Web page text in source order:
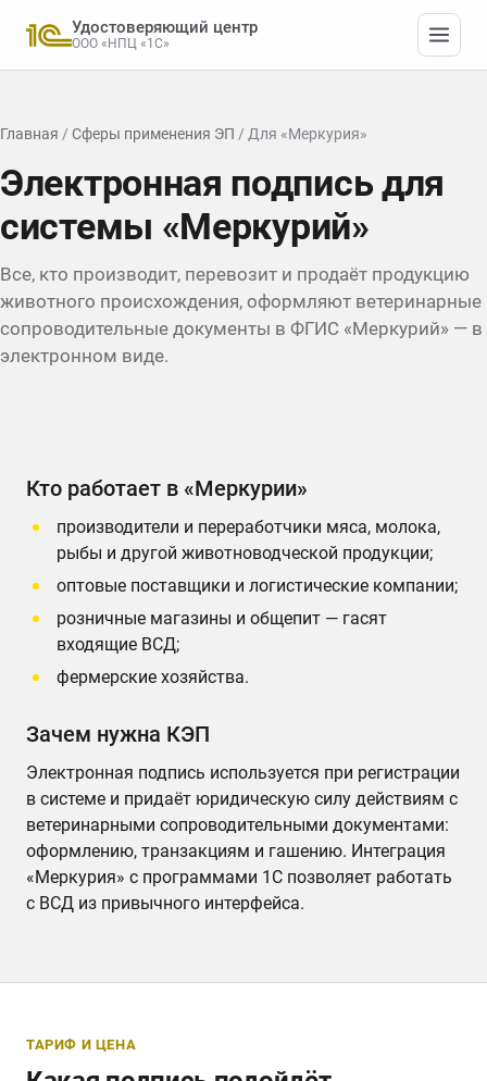
Удостоверяющий центр
ООО «НПЦ «1С»
Главная / Сферы применения ЭП / Для «Меркурия»
Электронная подпись для
системы «Меркурий»
Все, кто производит, перевозит и продаёт продукцию
животного происхождения, оформляют ветеринарные
сопроводительные документы в ФГИС «Меркурий» — в
электронном виде.
Кто работает в «Меркурии»
производители и переработчики мяса, молока,
рыбы и другой животноводческой продукции;
оптовые поставщики и логистические компании;
розничные магазины и общепит — гасят
входящие ВСД;
фермерские хозяйства.
Зачем нужна КЭП
Электронная подпись используется при регистрации
в системе и придаёт юридическую силу действиям с
ветеринарными сопроводительными документами:
оформлению, транзакциям и гашению. Интеграция
«Меркурия» с программами 1С позволяет работать
с ВСД из привычного интерфейса.
ТАРИФ И ЦЕНА